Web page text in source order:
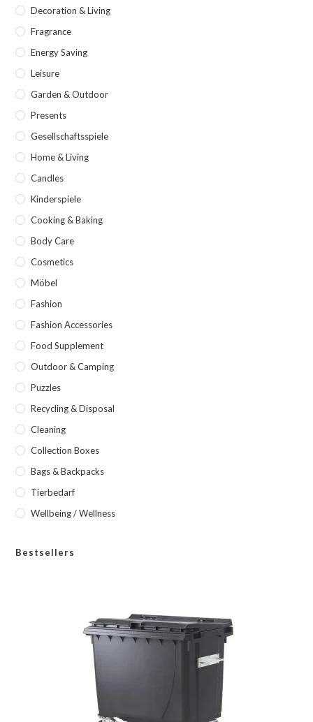
Decoration & Living
Fragrance
Energy Saving
Leisure
Garden & Outdoor
Presents
Gesellschaftsspiele
Home & Living
Candles
Kinderspiele
Cooking & Baking
Body Care
Cosmetics
Möbel
Fashion
Fashion Accessories
Food Supplement
Outdoor & Camping
Puzzles
Recycling & Disposal
Cleaning
Collection Boxes
Bags & Backpacks
Tierbedarf
Wellbeing / Wellness
Bestsellers